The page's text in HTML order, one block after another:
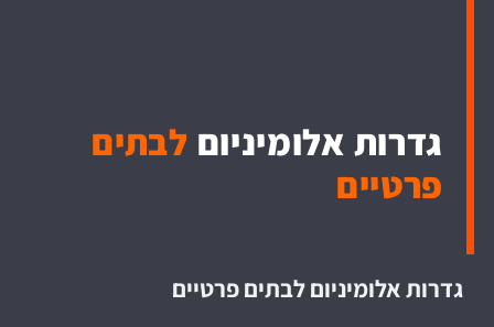
גדרות אלומיניום לבתים
פרטיים
גדרות אלומיניום לבתים פרטיים